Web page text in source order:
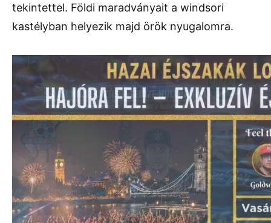
tekintettel. Földi maradványait a windsori
kastélyban helyezik majd örök nyugalomra.